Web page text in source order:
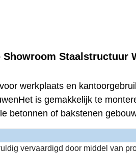
Staalstructuur
werkplaats en
is gemakkelijk te
betonnen of bakstenen
vervaardigd door middel van